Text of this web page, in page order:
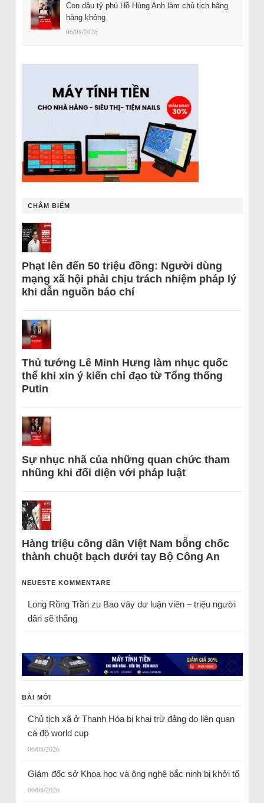
Con dâu tỷ phú Hồ Hùng Anh làm chủ tịch hãng
hàng không
06/08/2026
CHÂM BIẾM
Phạt lên đến 50 triệu đồng: Người dùng
mạng xã hội phải chịu trách nhiệm pháp lý
khi dẫn nguồn báo chí
Thủ tướng Lê Minh Hưng làm nhục quốc
thể khi xin ý kiến chỉ đạo từ Tổng thống
Putin
Sự nhục nhã của những quan chức tham
nhũng khi đối diện với pháp luật
Hàng triệu công dân Việt Nam bỗng chốc
thành chuột bạch dưới tay Bộ Công An
NEUESTE KOMMENTARE
Long Rồng Trầnzu Bao vây dư luận viên – triệu người
dân sẽ thắng
BÀI MỚI
Chủ tịch xã ở Thanh Hóa bị khai trừ đảng do liên quan
cá độ world cup
06/08/2026
Giám đốc sở Khoa học và ông nghệ bắc ninh bị khởi tố
06/08/2026